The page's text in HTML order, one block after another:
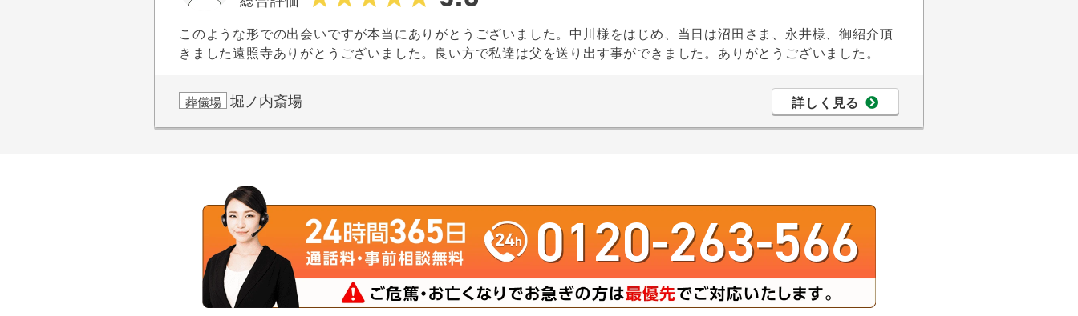
このような形での出会いですが本当にありがとうございました。中川様をはじめ、当日は沼田さま、永井様、御紹介頂
きました遠照寺ありがとうございました。良い方で私達は父を送り出す事ができました。ありがとうございました。
葬儀場 堀ノ内斎場 詳しく見る
0120-263-566